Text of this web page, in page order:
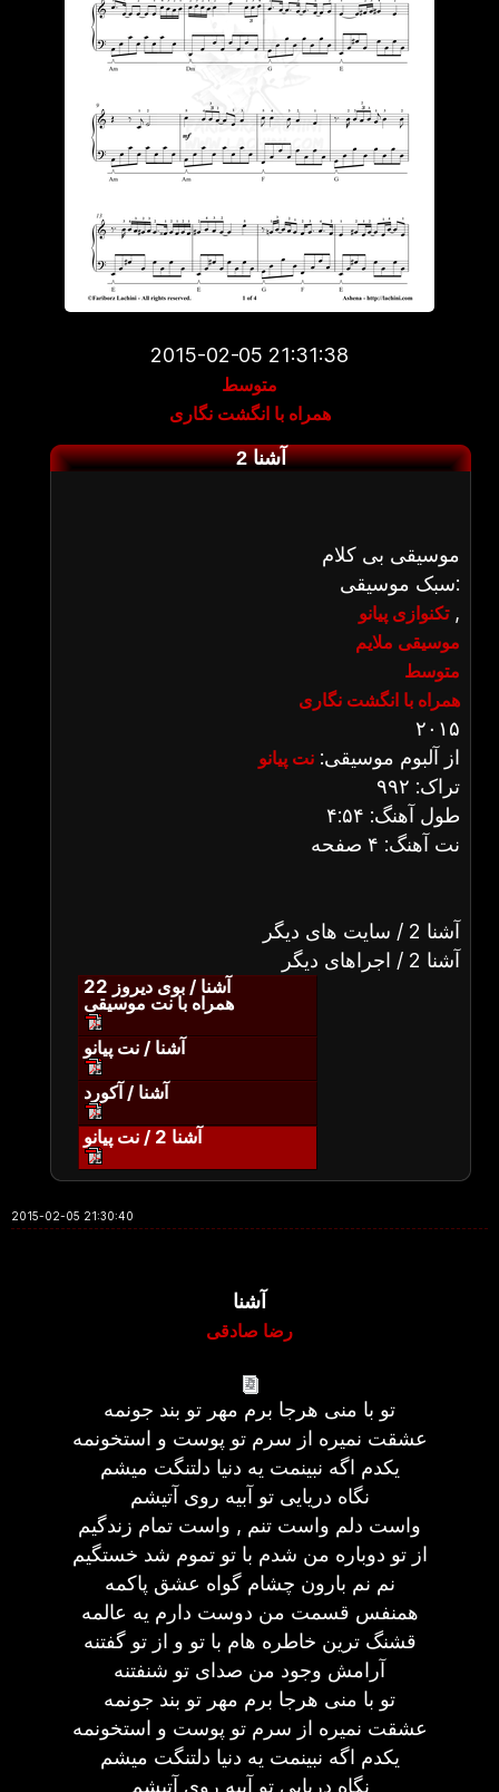
2015-02-05 21:31:38
متوسط
همراه با انگشت نگاری
آشنا 2
موسیقی بی کلام
سبک موسیقی:
تکنوازی پیانو,
موسیقی ملایم
متوسط
همراه با انگشت نگاری
۲۰۱۵
از آلبوم موسیقی: نت پیانو
تراک: ۹۹۲
طول آهنگ: ۴:۵۴
نت آهنگ: ۴ صفحه
آشنا 2 / سایت های دیگر
آشنا 2 / اجراهای دیگر
آشنا / بوی دیروز 22
همراه با نت موسیقی
آشنا / نت پیانو
آشنا / آکورد
آشنا 2 / نت پیانو
2015-02-05 21:30:40
آشنا
رضا صادقی
تو با منی هرجا برم مهر تو بند جونمه
عشقت نمیره از سرم تو پوست و استخونمه
یکدم اگه نبینمت یه دنیا دلتنگت میشم
نگاه دریایی تو آبیه روی آتیشم
واست دلم واست تنم , واست تمام زندگیم
از تو دوباره من شدم با تو تموم شد خستگیم
نم نم بارون چشام گواه عشق پاکمه
همنفس قسمت من دوست دارم یه عالمه
قشنگ ترین خاطره هام با تو و از تو گفتنه
آرامش وجود من صدای تو شنفتنه
تو با منی هرجا برم مهر تو بند جونمه
عشقت نمیره از سرم تو پوست و استخونمه
یکدم اگه نبینمت یه دنیا دلتنگت میشم
نگاه دریایی تو آبیه روی آتیشم